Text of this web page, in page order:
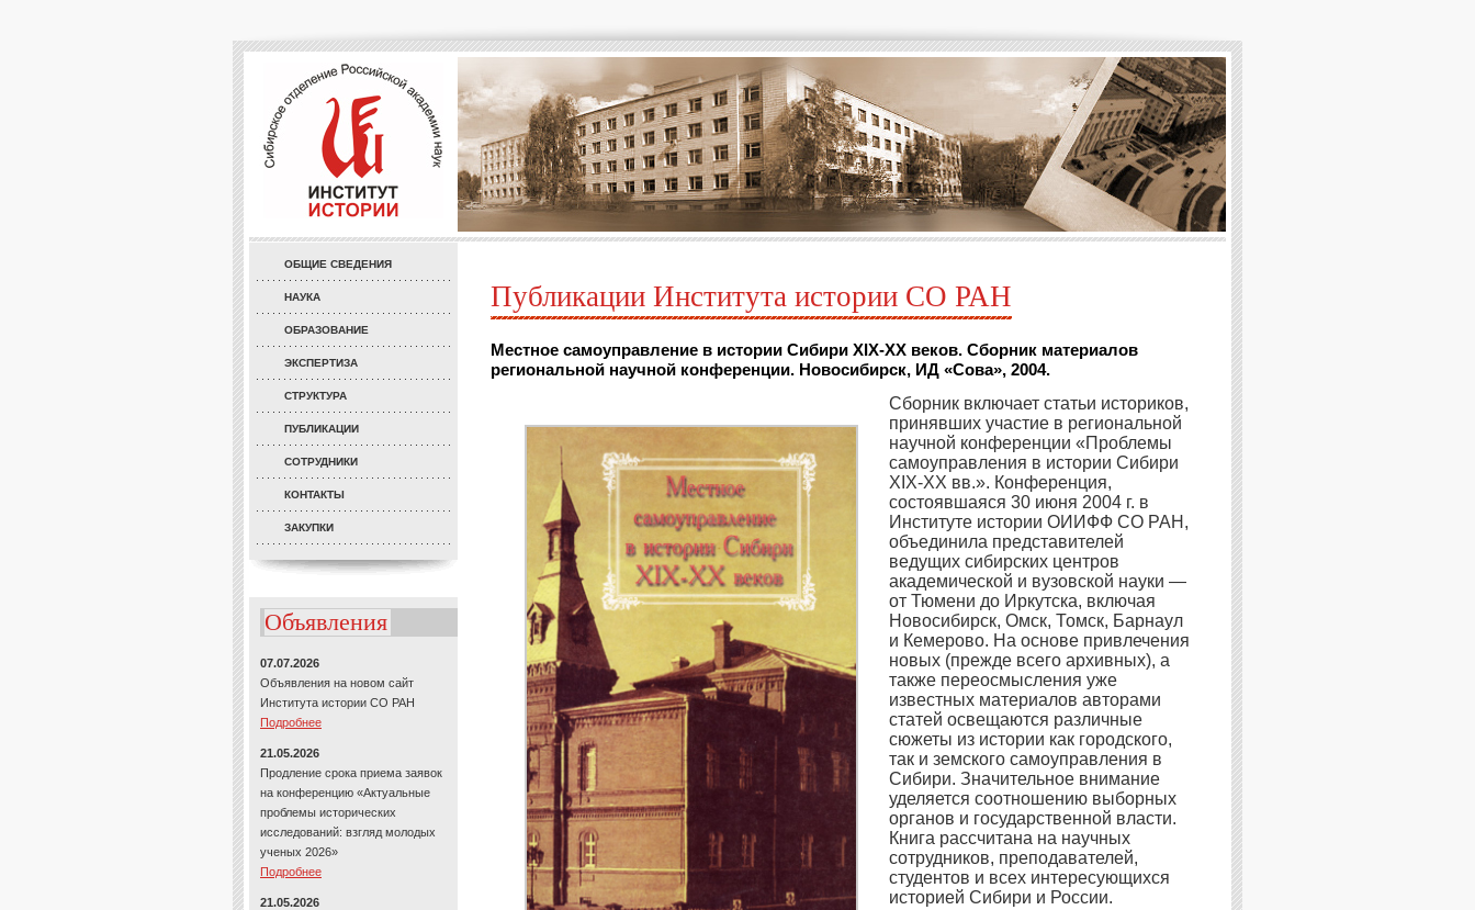
ОБЩИЕ СВЕДЕНИЯ
НАУКА
ОБРАЗОВАНИЕ
ЭКСПЕРТИЗА
СТРУКТУРА
ПУБЛИКАЦИИ
СОТРУДНИКИ
КОНТАКТЫ
ЗАКУПКИ
Объявления
07.07.2026
Объявления на новом сайт
Института истории СО РАН
Подробнее
21.05.2026
Продление срока приема заявок
на конференцию «Актуальные
проблемы исторических
исследований: взгляд молодых
ученых 2026»
Подробнее
21.05.2026
Публикации Института истории СО РАН
Местное самоуправление в истории Сибири XIX-XX веков. Сборник материалов
региональной научной конференции. Новосибирск, ИД «Сова», 2004.
Сборник включает статьи историков,
принявших участие в региональной
научной конференции «Проблемы
самоуправления в истории Сибири
XIX-ХХ вв.». Конференция,
состоявшаяся 30 июня 2004 г. в
Институте истории ОИИФФ СО РАН,
объединила представителей
ведущих сибирских центров
академической и вузовской науки —
от Тюмени до Иркутска, включая
Новосибирск, Омск, Томск, Барнаул
и Кемерово. На основе привлечения
новых (прежде всего архивных), а
также переосмысления уже
известных материалов авторами
статей освещаются различные
сюжеты из истории как городского,
так и земского самоуправления в
Сибири. Значительное внимание
уделяется соотношению выборных
органов и государственной власти.
Книга рассчитана на научных
сотрудников, преподавателей,
студентов и всех интересующихся
историей Сибири и России.